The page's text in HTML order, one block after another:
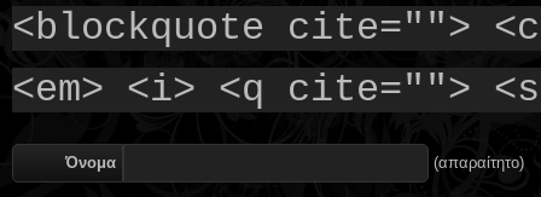
<blockquote cite="">
<em> <i> <q cite="">
Όνομα (απαραίτητο)